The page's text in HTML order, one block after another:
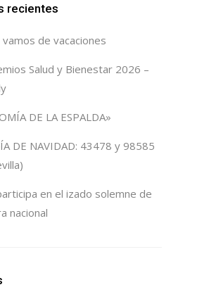
recientes
vamos de vacaciones
Salud y Bienestar 2026 –
DE LA ESPALDA»
DE NAVIDAD: 43478 y 98585
en el izado solemne de
nacional